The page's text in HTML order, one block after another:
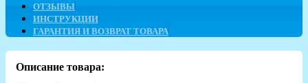
ОТЗЫВЫ
ИНСТРУКЦИИ
ГАРАНТИЯ И ВОЗВРАТ ТОВАРА
Описание товара: